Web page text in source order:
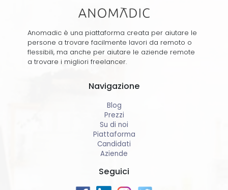
Anomadic è una piattaforma creata per aiutare le
persone a trovare facilmente lavori da remoto o
flessibili, ma anche per aiutare le aziende remote
a trovare i migliori freelancer.
Navigazione
Blog
Prezzi
Su di noi
Piattaforma
Candidati
Aziende
Seguici